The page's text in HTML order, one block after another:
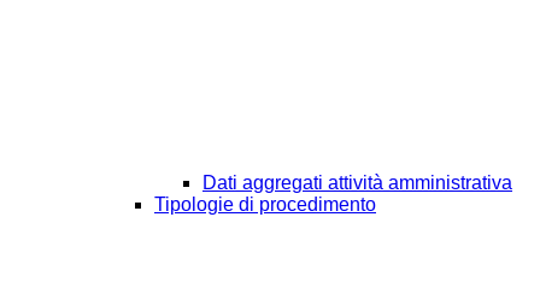
Dati aggregati attività amministrativa
Tipologie di procedimento